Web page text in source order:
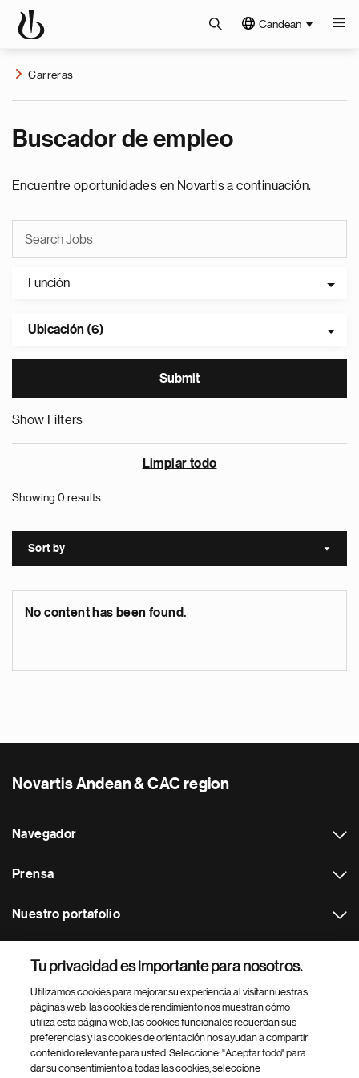
Candean
Carreras
Buscador de empleo
Encuentre oportunidades en Novartis a continuación.
Función
Ubicación (6)
Show Filters
Limpiar todo
Showing 0 results
Sort by Sort
No content has been found.
Novartis Andean & CAC region
Navegador
Prensa
Nuestro portafolio
Footer Site Search
Tu privacidad es importante para nosotros.
Utilizamos cookies para mejorar su experiencia al visitar nuestras
páginas web: las cookies de rendimiento nos muestran cómo
utiliza esta página web, las cookies funcionales recuerdan sus
preferencias y las cookies de orientación nos ayudan a compartir
contenido relevante para usted. Seleccione: "Aceptar todo" para
dar su consentimiento a todas las cookies, seleccione